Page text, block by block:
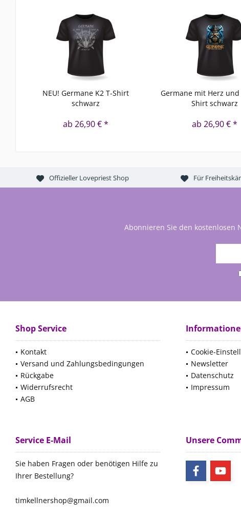
NEU! Germane K2 T-Shirt
schwarz
ab 26,90 € *
Germane mit Herz und
Shirt schwarz
ab 26,90 € *
Offizieller Lovepriest Shop Für
Abonnieren Sie den kostenlosen
Shop Service
Kontakt
Versand und Zahlungsbedingungen
Rückgabe
Widerrufsrecht
AGB
Cookie-
Newsletter
Datenschutz
Impressum
Service E-Mail
Sie haben Fragen oder benötigen Hilfe zu
Ihrer Bestellung?
timkellnershop@gmail.com
Unsere